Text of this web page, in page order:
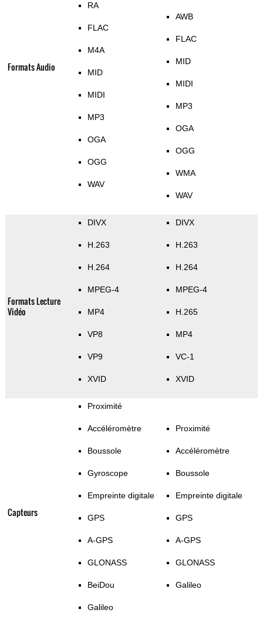
Formats Audio
RA
FLAC
M4A
MID
MIDI
MP3
OGA
OGG
WAV
AWB
FLAC
MID
MIDI
MP3
OGA
OGG
WMA
WAV
Formats Lecture
Vidéo
DIVX
H.263
H.264
MPEG-4
MP4
VP8
VP9
XVID
DIVX
H.263
H.264
MPEG-4
H.265
MP4
VC-1
XVID
Capteurs
Proximité
Accéléromètre
Boussole
Gyroscope
Empreinte digitale
GPS
A-GPS
GLONASS
BeiDou
Galileo
Proximité
Accéléromètre
Boussole
Empreinte digitale
GPS
A-GPS
GLONASS
Galileo